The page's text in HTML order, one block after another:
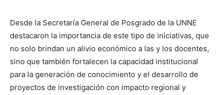
Desde la Secretaría General de Posgrado de la UNNE
destacaron la importancia de este tipo de iniciativas, que
no solo brindan un alivio económico a las y los docentes,
sino que también fortalecen la capacidad institucional
para la generación de conocimiento y el desarrollo de
proyectos de investigación con impacto regional y